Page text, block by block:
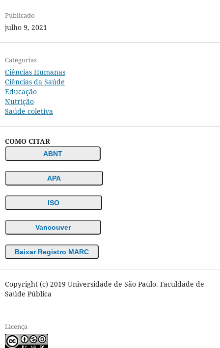
Publicado
julho 9, 2021
Categorias
Ciências Humanas
Ciências da Saúde
Educação
Nutrição
Saúde coletiva
COMO CITAR
ABNT
APA
ISO
Vancouver
Baixar Registro MARC
Copyright (c) 2019 Universidade de São Paulo. Faculdade de
Saúde Pública
Licença